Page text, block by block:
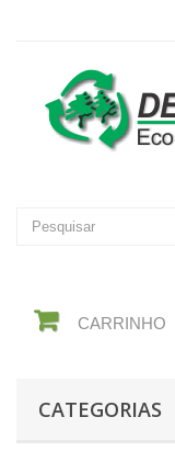
CARRINHO
CATEGORIAS